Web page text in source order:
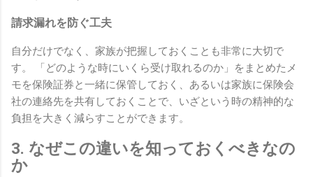
請求漏れを防ぐ工夫
自分だけでなく、家族が把握しておくことも非常に大切で
す。 「どのような時にいくら受け取れるのか」をまとめたメ
モを保険証券と一緒に保管しておく、あるいは家族に保険会
社の連絡先を共有しておくことで、いざという時の精神的な
負担を大きく減らすことができます。
3. なぜこの違いを知っておくべきなの
か